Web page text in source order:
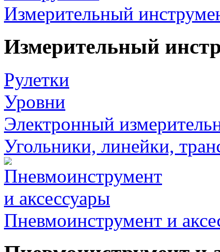
Измерительный
Измерительный
Рулетки
Уровни
Электронный
Угольники, линейки,
Пневмоинструмент и